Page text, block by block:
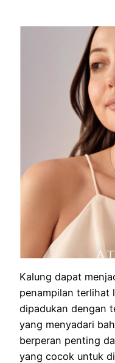
Kalung dapat
penampilan terlihat
dipadukan dengan
yang menyadari
berperan penting
yang cocok untuk